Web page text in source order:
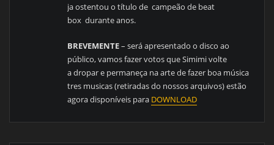
ja ostentou o título de campeão de beat
box durante anos.
BREVEMENTE– será apresentado o disco ao
público, vamos fazer votos que Simimi volte
a dropar e permaneça na arte de fazer boa música
tres musicas (retiradas do nossos arquivos) estão
agora disponíveis para DOWNLOAD